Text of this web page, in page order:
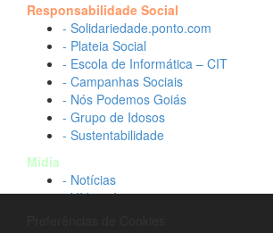
Responsabilidade Social
- Solidariedade.ponto.com
- Plateia Social
- Escola de Informática – CIT
- Campanhas Sociais
- Nós Podemos Goiás
- Grupo de Idosos
- Sustentabilidade
Mídia
- Notícias
- Vídeos Institucionais